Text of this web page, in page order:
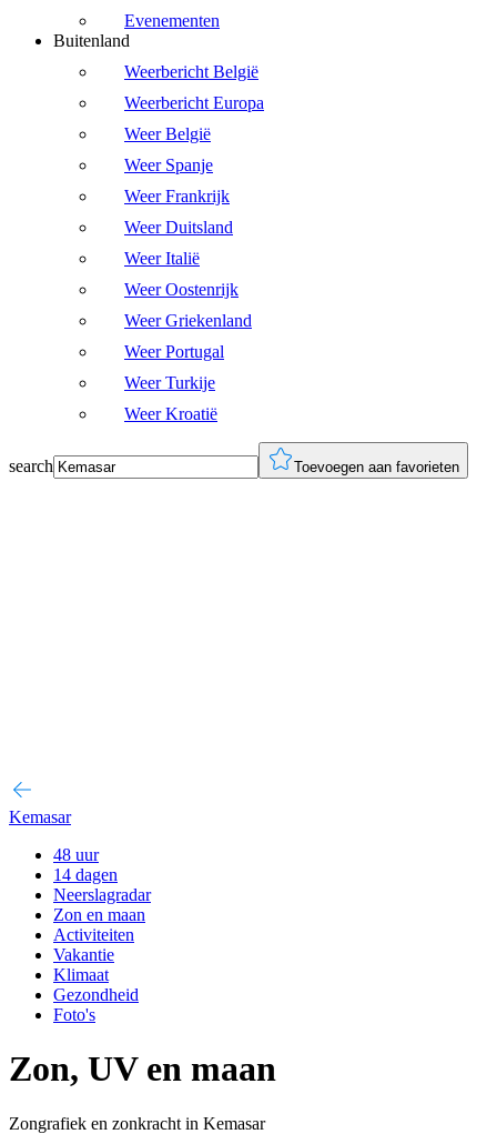
Evenementen
Buitenland
Weerbericht België
Weerbericht Europa
Weer België
Weer Spanje
Weer Frankrijk
Weer Duitsland
Weer Italië
Weer Oostenrijk
Weer Griekenland
Weer Portugal
Weer Turkije
Weer Kroatië
search Toevoegen aan favorieten
Kemasar
48 uur
14 dagen
Neerslagradar
Zon en maan
Activiteiten
Vakantie
Klimaat
Gezondheid
Foto's
Zon, UV en maan
Zongrafiek en zonkracht in Kemasar